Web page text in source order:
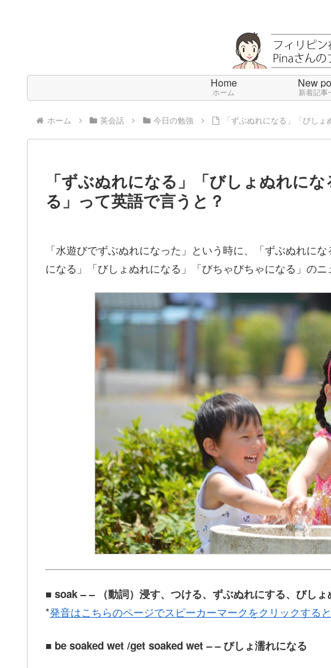
Home
ホーム
New
新着記事
ホーム 英会話 今日の勉強 「ずぶぬれになる」「びし
「ずぶぬれになる」「びしょぬれに
る」って英語で言うと？
「水遊びでずぶぬれになった」という時に、「ずぶぬれに
になる」「びしょぬれになる」「びちゃびちゃになる」のニ
■ soak – – （動詞）浸す、つける、ずぶぬれにする、びしょ
*発音はこちらのページでスピーカーマークをクリックすると
■ be soaked wet /get soaked wet – – びしょ濡れになる